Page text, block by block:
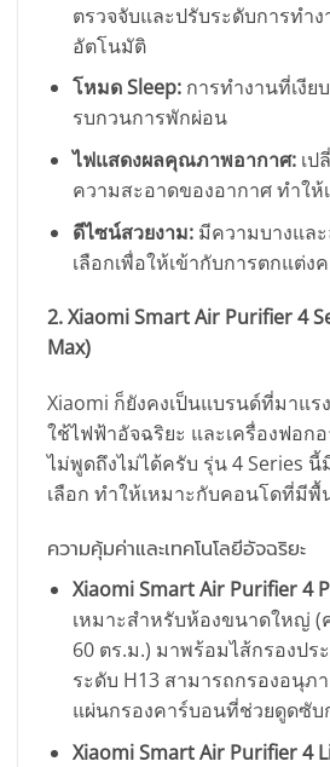
ตรวจจับและปรับระดับการทำง
อัตโนมัติ
โหมด Sleep:การทำงานที่เงีย
รบกวนการพักผ่อน
ไฟแสดงผลคุณภาพอากาศ:เป
ความสะอาดของอากาศ ทำให้
ดีไซน์สวยงาม:มีความบางแล
เลือกเพื่อให้เข้ากับการตกแต่ง
2. Xiaomi Smart Air Purifier 4
Max)
Xiaomi ก็ยังคงเป็นแบรนด์ที่มาแร
ใช้ไฟฟ้าอัจฉริยะ และเครื่องฟอก
ไม่พูดถึงไม่ได้ครับ รุ่น 4 Series
เลือก ทำให้เหมาะกับคอนโดที่มี
ความคุ้มค่าและเทคโนโลยีอัจฉริยะ
Xiaomi Smart Air Purifier 4
เหมาะสำหรับห้องขนาดใหญ่
60 ตร.ม.) มาพร้อมไส้กรองปร
ระดับ H13 สามารถกรองอนุภ
แผ่นกรองคาร์บอนที่ช่วยดูดซับ
Xiaomi Smart Air Purifier 4